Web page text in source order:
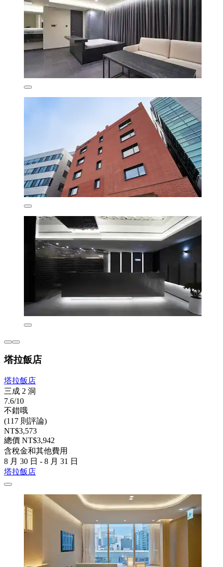
塔拉飯店
塔拉飯店
三成 2 洞
7.6/10
不錯哦
(117 則評論)
NT$3,573
總價 NT$3,942
含稅金和其他費用
8 月 30 日 - 8 月 31 日
塔拉飯店